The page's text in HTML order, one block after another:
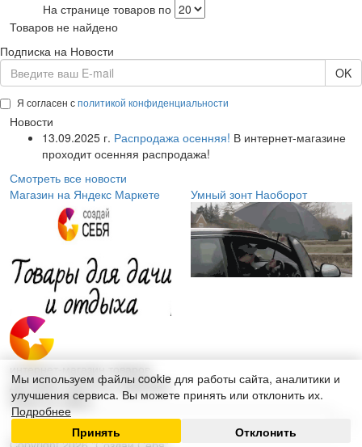
На странице товаров по
Товаров не найдено
Подписка на Новости
OK
Я согласен сполитикой конфиденциальности
Новости
13.09.2025 г. Распродажа осенняя! В интернет-магазине
проходит осенняя распродажа!
Смотреть все новости
Магазин на Яндекс Маркете
Умный зонт Наоборот
интернет-магазин товаров
для дома, красоты и здоровья
Поиск по сайту:
Мы используем файлы cookie для работы сайта, аналитики и
улучшения сервиса. Вы можете принять или отклонить их.
Подробнее
Принять
Отклонить